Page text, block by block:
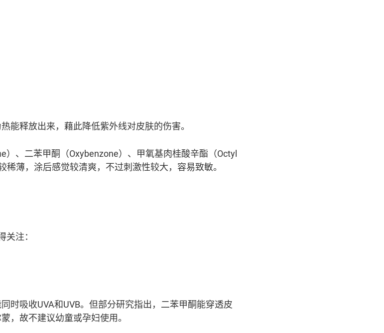
能释放出来，藉此降低紫外线对皮肤的伤害。
）、二苯甲酮（Oxybenzone）、甲氧基肉桂酸辛酯（Octyl
薄，涂后感觉较清爽，不过刺激性较大，容易致敏。
注：
时吸收UVA和UVB。但部分研究指出，二苯甲酮能穿透皮
，故不建议幼童或孕妇使用。